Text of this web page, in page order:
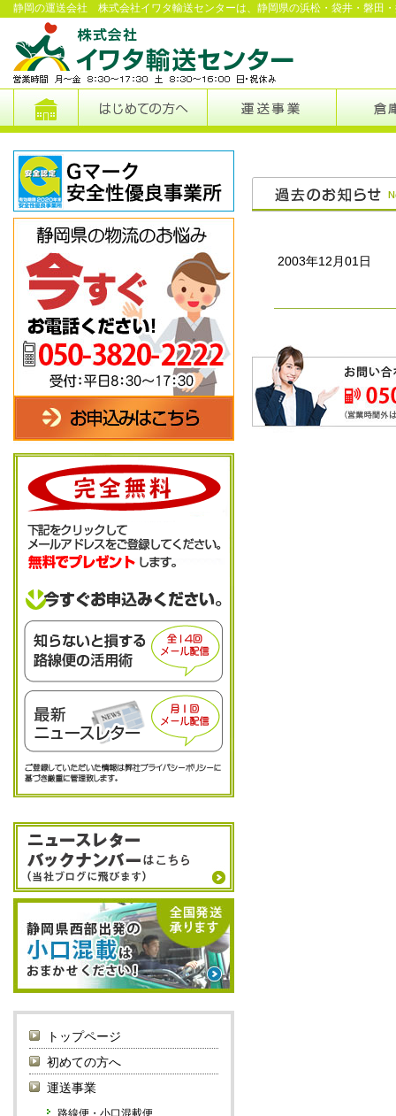
静岡の運送会社 株式会社イワタ輸送センターは、静岡県の浜松・袋井・磐田
トップページ
初めての方へ
運送事業
路線便・小口混載便
2003年12月01日